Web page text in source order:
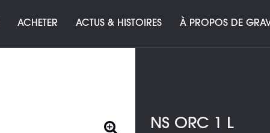
ACHETER ACTUS & HISTOIRES À PROPOS DE
NS ORC 1 L